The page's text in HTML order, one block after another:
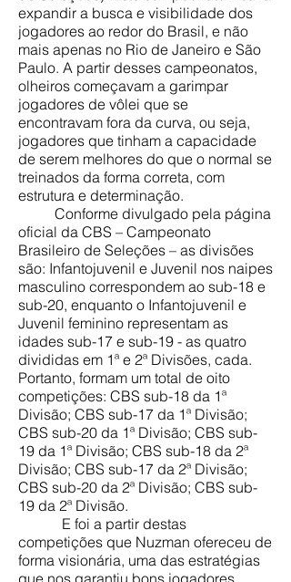
expandir a busca e visibilidade dos
jogadores ao redor do Brasil, e não
mais apenas no Rio de Janeiro e São
Paulo. A partir desses campeonatos,
olheiros começavam a garimpar
jogadores de vôlei que se
encontravam fora da curva, ou seja,
jogadores que tinham a capacidade
de serem melhores do que o normal se
treinados da forma correta, com
estrutura e determinação.
Conforme divulgado pela página
oficial da CBS – Campeonato
Brasileiro de Seleções – as divisões
são: Infantojuvenil e Juvenil nos naipes
masculino correspondem ao sub-18 e
sub-20, enquanto o Infantojuvenil e
Juvenil feminino representam as
idades sub-17 e sub-19 - as quatro
divididas em 1ª e 2ª Divisões, cada.
Portanto, formam um total de oito
competições: CBS sub-18 da 1ª
Divisão; CBS sub-17 da 1ª Divisão;
CBS sub-20 da 1ª Divisão; CBS sub-
19 da 1ª Divisão; CBS sub-18 da 2ª
Divisão; CBS sub-17 da 2ª Divisão;
CBS sub-20 da 2ª Divisão; CBS sub-
19 da 2ª Divisão.
E foi a partir destas
competições que Nuzman ofereceu de
forma visionária, uma das estratégias
que nos garantiu bons jogadores